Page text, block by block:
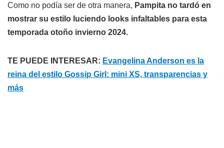
Como no podía ser de otra manera, Pampita no tardó en
mostrar su estilo luciendo looks infaltables para esta
temporada otoño invierno 2024.
TE PUEDE INTERESAR: Evangelina Anderson es la
reina del estilo Gossip Girl: mini XS, transparencias y
más